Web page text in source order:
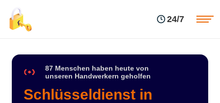
24/7
87 Menschen haben heute von
unseren Handwerkern geholfen
Schlüsseldienst in